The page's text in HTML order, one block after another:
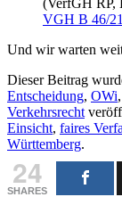
VGH B 46/21
Und wir warten
Dieser Beitrag
Entscheidung, OWi,
Verkehrsrecht
Einsicht, faires
Württemberg.
24
SHARES